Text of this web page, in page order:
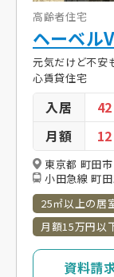
高齢者住宅
ヘーベル
元気だけど不安
心賃貸住宅
入居
月額 12
東京都 町田
小田急線 町
25㎡以上の居
月額15万円以
資料請